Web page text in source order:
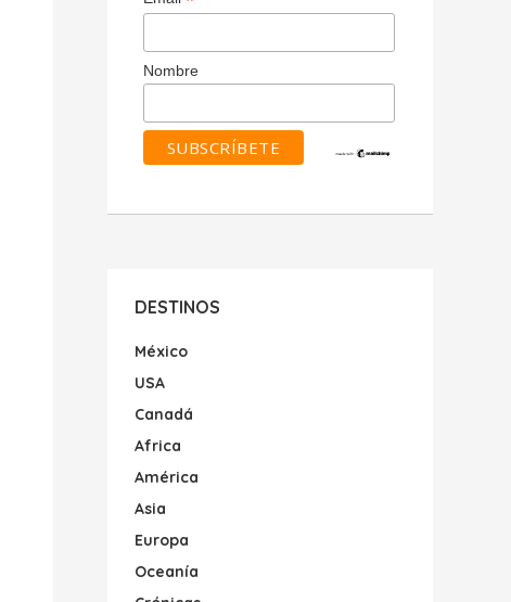
Nombre
DESTINOS
México
USA
Canadá
Africa
América
Asia
Europa
Oceanía